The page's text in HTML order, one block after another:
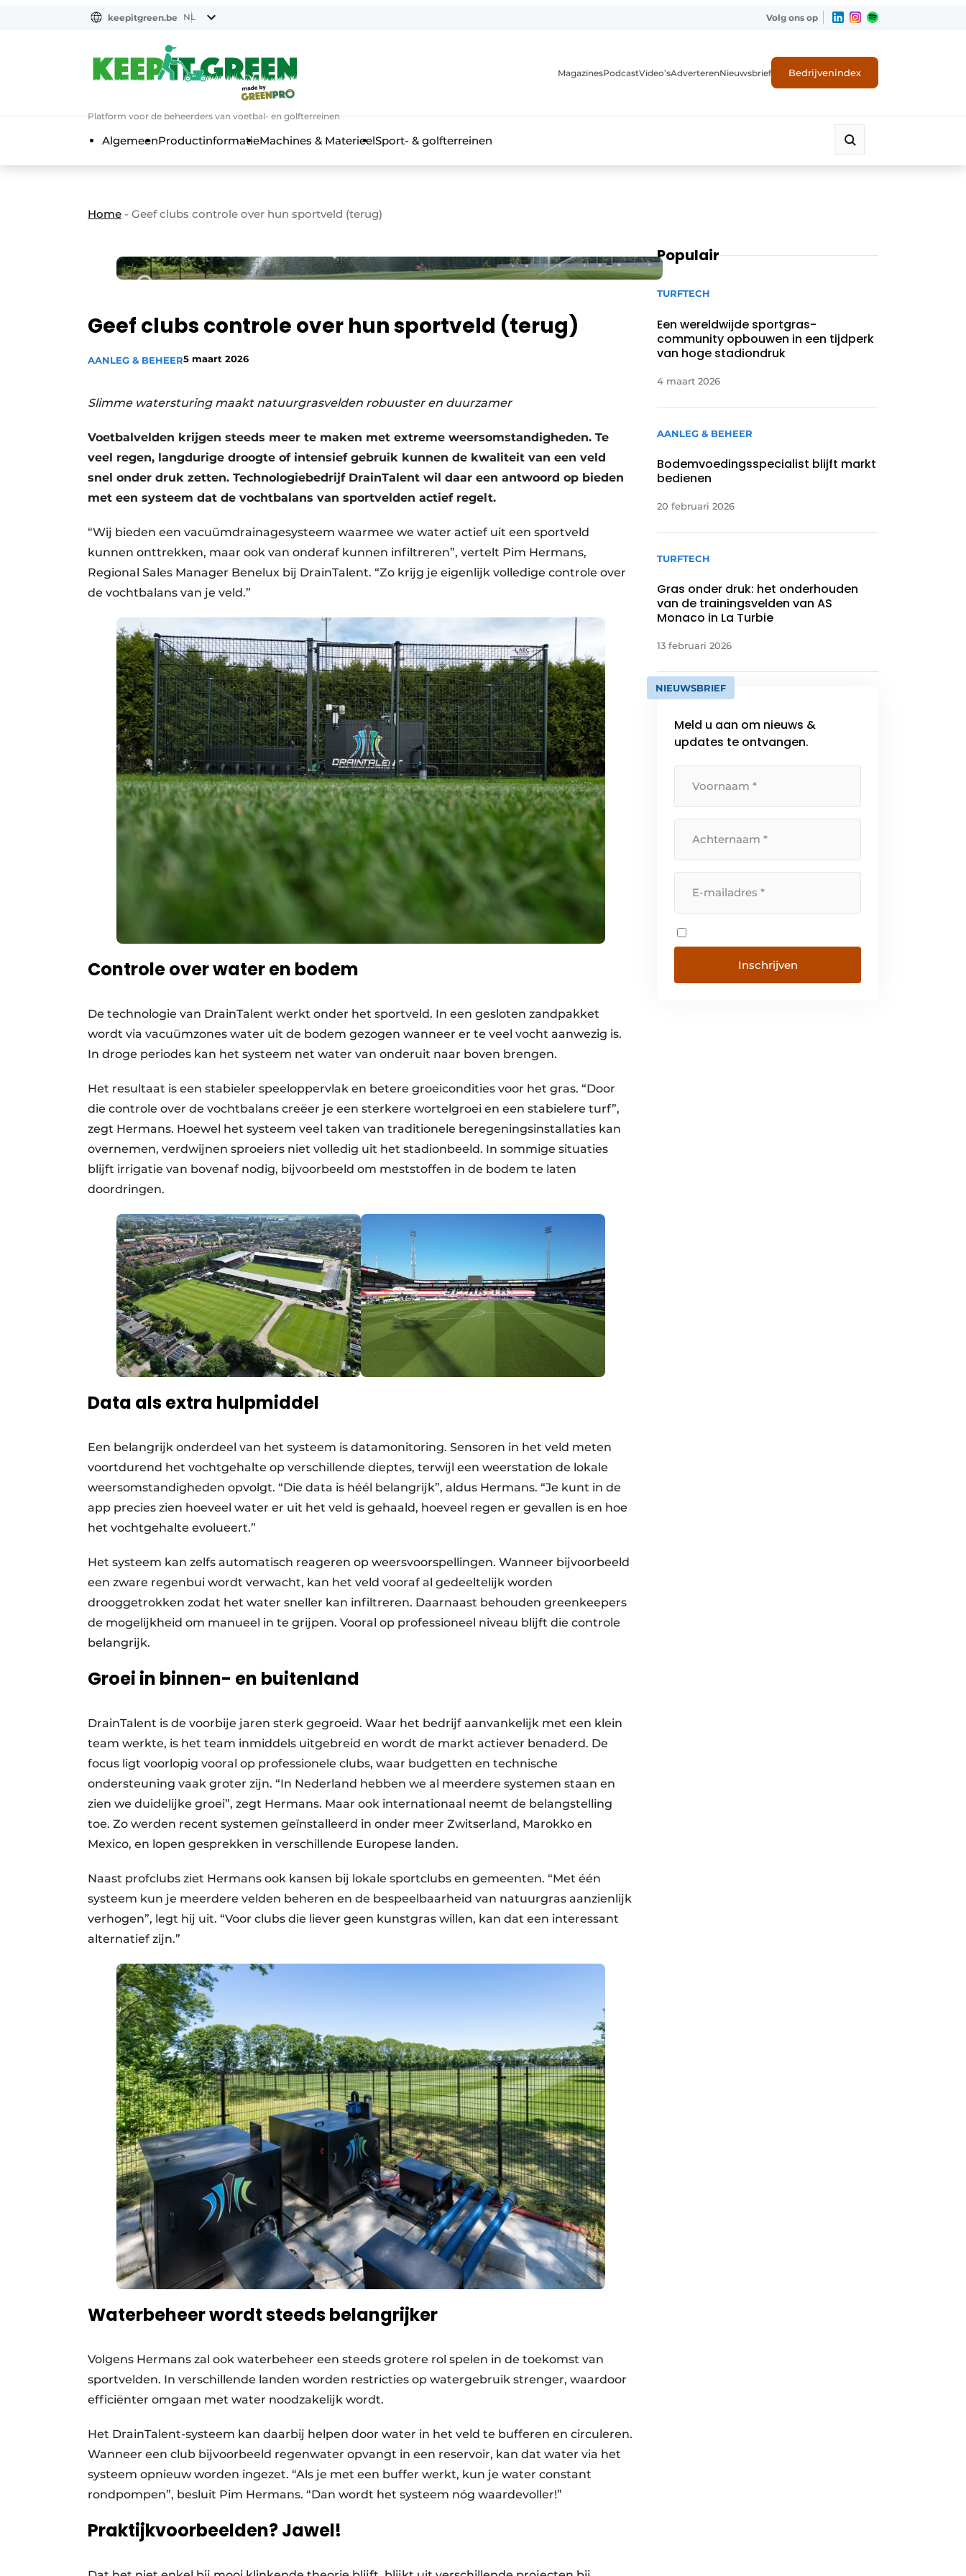
keepitgreen.be NL Volg ons op
Platform voor de beheerders van voetbal- en golfterreinen
MagazinesPodcastVideo’sAdverterenNieuwsbrief Bedrijvenindex
AlgemeenProductinformatieMachines & MaterieelSport- & golfterreinen
Home - Geef clubs controle over hun sportveld (terug)
Geef clubs controle over hun sportveld (terug)
AANLEG & BEHEER5 maart 2026
Slimme watersturing maakt natuurgrasvelden robuuster en duurzamer
Voetbalvelden krijgen steeds meer te maken met extreme weersomstandigheden. Te
veel regen, langdurige droogte of intensief gebruik kunnen de kwaliteit van een veld
snel onder druk zetten. Technologiebedrijf DrainTalent wil daar een antwoord op bieden
met een systeem dat de vochtbalans van sportvelden actief regelt.
“Wij bieden een vacuümdrainagesysteem waarmee we water actief uit een sportveld
kunnen onttrekken, maar ook van onderaf kunnen infiltreren”, vertelt Pim Hermans,
Regional Sales Manager Benelux bij DrainTalent. “Zo krijg je eigenlijk volledige controle over
de vochtbalans van je veld.”
Controle over water en bodem
De technologie van DrainTalent werkt onder het sportveld. In een gesloten zandpakket
wordt via vacuümzones water uit de bodem gezogen wanneer er te veel vocht aanwezig is.
In droge periodes kan het systeem net water van onderuit naar boven brengen.
Het resultaat is een stabieler speeloppervlak en betere groeicondities voor het gras. “Door
die controle over de vochtbalans creëer je een sterkere wortelgroei en een stabielere turf”,
zegt Hermans. Hoewel het systeem veel taken van traditionele beregeningsinstallaties kan
overnemen, verdwijnen sproeiers niet volledig uit het stadionbeeld. In sommige situaties
blijft irrigatie van bovenaf nodig, bijvoorbeeld om meststoffen in de bodem te laten
doordringen.
Data als extra hulpmiddel
Een belangrijk onderdeel van het systeem is datamonitoring. Sensoren in het veld meten
voortdurend het vochtgehalte op verschillende dieptes, terwijl een weerstation de lokale
weersomstandigheden opvolgt. “Die data is héél belangrijk”, aldus Hermans. “Je kunt in de
app precies zien hoeveel water er uit het veld is gehaald, hoeveel regen er gevallen is en hoe
het vochtgehalte evolueert.”
Het systeem kan zelfs automatisch reageren op weersvoorspellingen. Wanneer bijvoorbeeld
een zware regenbui wordt verwacht, kan het veld vooraf al gedeeltelijk worden
drooggetrokken zodat het water sneller kan infiltreren. Daarnaast behouden greenkeepers
de mogelijkheid om manueel in te grijpen. Vooral op professioneel niveau blijft die controle
belangrijk.
Groei in binnen- en buitenland
DrainTalent is de voorbije jaren sterk gegroeid. Waar het bedrijf aanvankelijk met een klein
team werkte, is het team inmiddels uitgebreid en wordt de markt actiever benaderd. De
focus ligt voorlopig vooral op professionele clubs, waar budgetten en technische
ondersteuning vaak groter zijn. “In Nederland hebben we al meerdere systemen staan en
zien we duidelijke groei”, zegt Hermans. Maar ook internationaal neemt de belangstelling
toe. Zo werden recent systemen geïnstalleerd in onder meer Zwitserland, Marokko en
Mexico, en lopen gesprekken in verschillende Europese landen.
Naast profclubs ziet Hermans ook kansen bij lokale sportclubs en gemeenten. “Met één
systeem kun je meerdere velden beheren en de bespeelbaarheid van natuurgras aanzienlijk
verhogen”, legt hij uit. “Voor clubs die liever geen kunstgras willen, kan dat een interessant
alternatief zijn.”
Waterbeheer wordt steeds belangrijker
Volgens Hermans zal ook waterbeheer een steeds grotere rol spelen in de toekomst van
sportvelden. In verschillende landen worden restricties op watergebruik strenger, waardoor
efficiënter omgaan met water noodzakelijk wordt.
Het DrainTalent-systeem kan daarbij helpen door water in het veld te bufferen en circuleren.
Wanneer een club bijvoorbeeld regenwater opvangt in een reservoir, kan dat water via het
systeem opnieuw worden ingezet. “Als je met een buffer werkt, kun je water constant
rondpompen”, besluit Pim Hermans. “Dan wordt het systeem nóg waardevoller!”
Praktijkvoorbeelden? Jawel!
Populair
TURFTECH
Een wereldwijde sportgras-
community opbouwen in een tijdperk
van hoge stadiondruk
4 maart 2026
AANLEG & BEHEER
Bodemvoedingsspecialist blijft markt
bedienen
20 februari 2026
TURFTECH
Gras onder druk: het onderhouden
van de trainingsvelden van AS
Monaco in La Turbie
13 februari 2026
NIEUWSBRIEF
Meld u aan om nieuws &
updates te ontvangen.